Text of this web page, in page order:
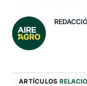
ARTÍCULOS